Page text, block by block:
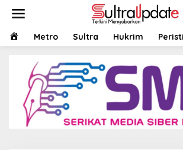
HOMEMetro Sultra Hukrim